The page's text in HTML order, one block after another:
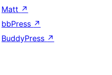
Matt ↗
bbPress ↗
BuddyPress ↗